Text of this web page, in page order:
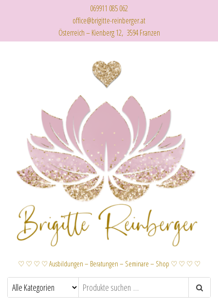
069911 085 062
office@brigitte-reinberger.at
Österreich – Kienberg 12, 3594 Franzen
♡ ♡ ♡ ♡ Ausbildungen – Beratungen – Seminare – Shop ♡ ♡ ♡ ♡